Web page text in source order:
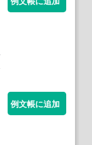
例文帳に追加